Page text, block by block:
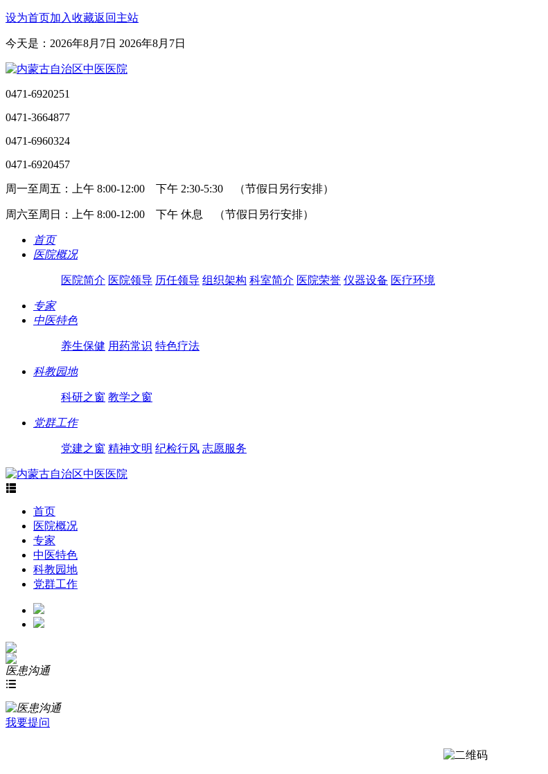
设为首页加入收藏返回主站
今天是：2026年8月7日 2026年8月7日
0471-6920251
0471-3664877
0471-6960324
0471-6920457
周一至周五：上午 8:00-12:00 下午 2:30-5:30 （节假日另行安排）
周六至周日：上午 8:00-12:00 下午 休息 （节假日另行安排）
首页
医院概况
医院简介 医院领导 历任领导 组织架构 科室简介 医院荣誉 仪器设备 医疗环境
专家
中医特色
养生保健 用药常识 特色疗法
科教园地
科研之窗 教学之窗
党群工作
党建之窗 精神文明 纪检行风 志愿服务

首页
医院概况
专家
中医特色
科教园地
党群工作
医患沟通

我要提问